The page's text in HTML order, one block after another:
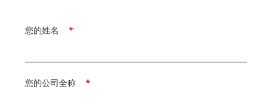
*
您的姓名
*
您的公司全称